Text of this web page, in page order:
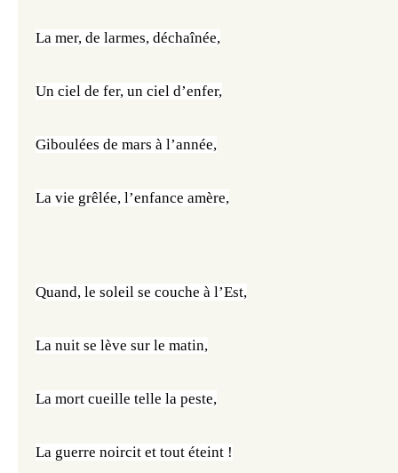
La mer, de larmes, déchaînée,
Un ciel de fer, un ciel d’enfer,
Giboulées de mars à l’année,
La vie grêlée, l’enfance amère,
Quand, le soleil se couche à l’Est,
La nuit se lève sur le matin,
La mort cueille telle la peste,
La guerre noircit et tout éteint !